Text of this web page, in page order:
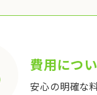
費用につ
安心の明確な